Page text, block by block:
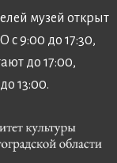
музей открыт
9:00 до 17:30,
до 17:00,
13:00.